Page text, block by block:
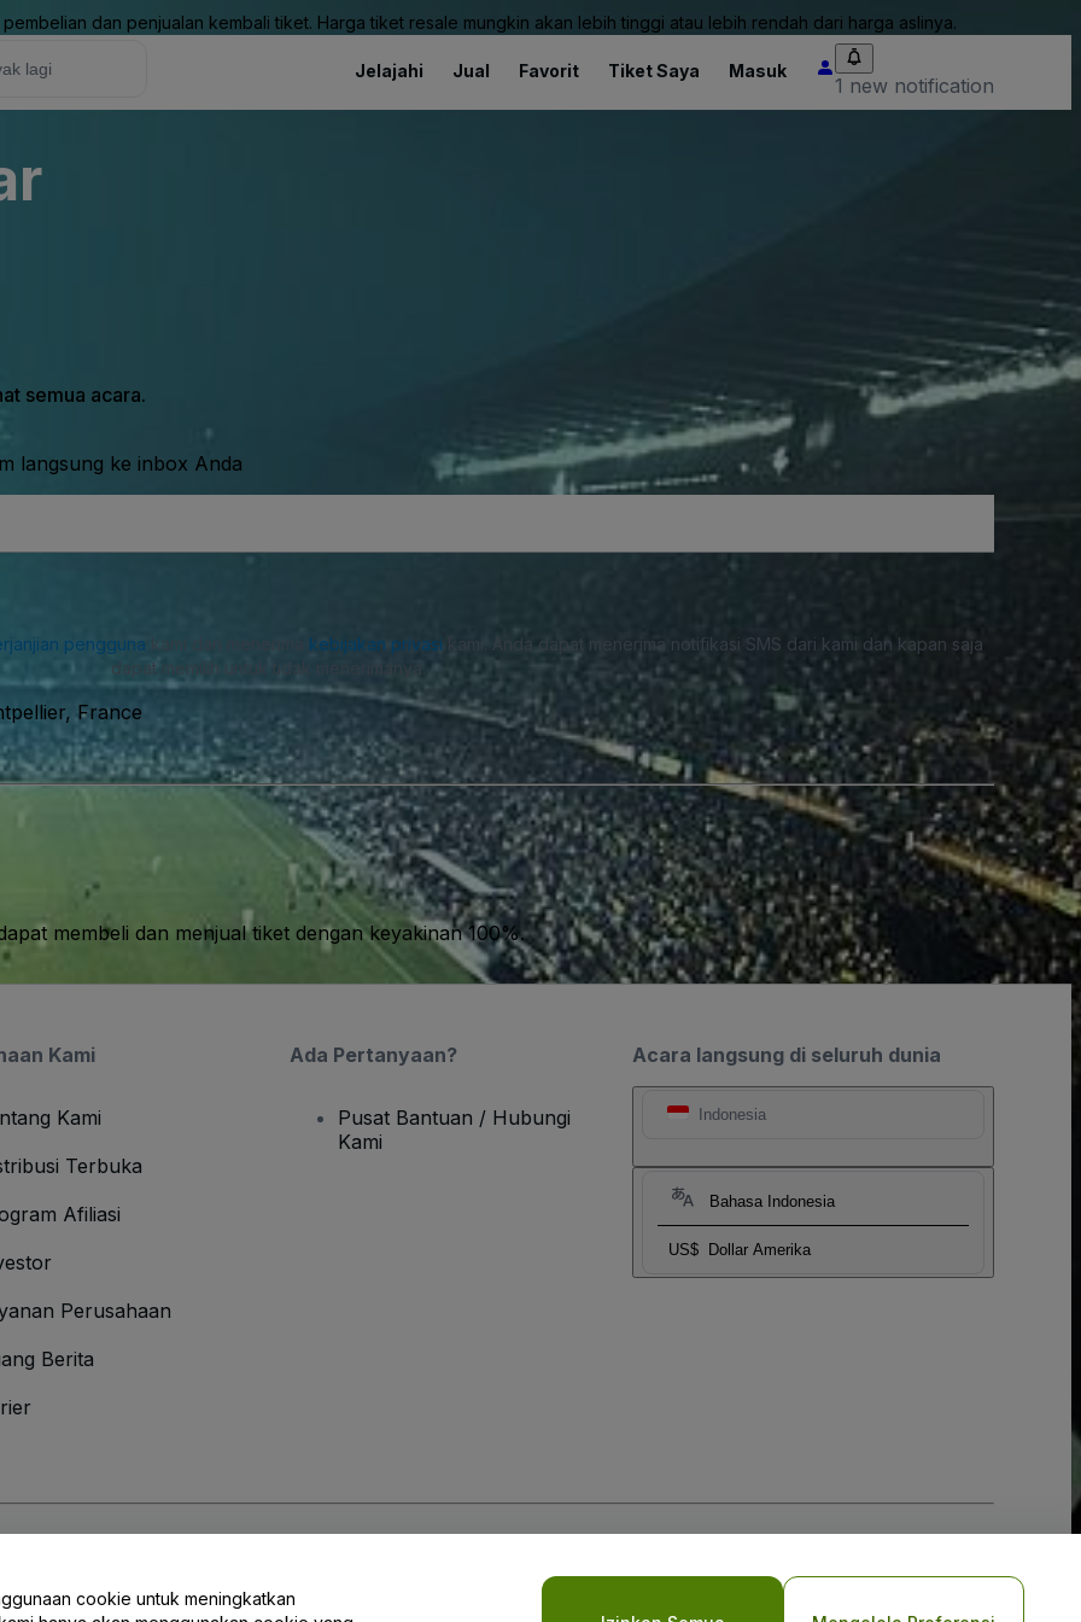
dan penjualan kembali tiket. Harga tiket resale mungkin akan lebih tinggi atau lebih rendah dari harga aslinya.
Jelajahi Jual Favorit Tiket Saya Masuk
1 new notification
semua acara.
langsung ke inbox Anda
pengguna kebijakan privasi kami. Anda dapat menerima notifikasi SMS dari kami dan kapan saja
dapat memilih untuk tidak menerimanya.
France
membeli dan menjual tiket dengan keyakinan 100%.
Acara langsung di seluruh dunia
Indonesia
Bahasa Indonesia
US$ Dollar Amerika
Kami
Kami
Terbuka
Afiliasi
Perusahaan
Berita
Ada Pertanyaan?
Pusat Bantuan / Hubungi
Kami
Kebijakan Privasi Seluler
cookie untuk meningkatkan